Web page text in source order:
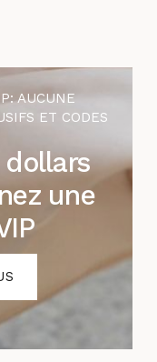
AUCUNE
ET CODES
une